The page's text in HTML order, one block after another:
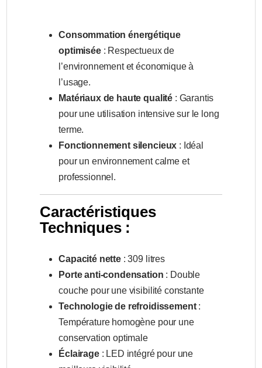
Consommation énergétique
optimisée: Respectueux de
l’environnement et économique à
l’usage.
Matériaux de haute qualité : Garantis
pour une utilisation intensive sur le long
terme.
Fonctionnement silencieux : Idéal
pour un environnement calme et
professionnel.
Caractéristiques
Techniques :
Capacité nette: 309 litres
Porte anti-condensation : Double
couche pour une visibilité constante
Technologie de refroidissement:
Température homogène pour une
conservation optimale
Éclairage: LED intégré pour une